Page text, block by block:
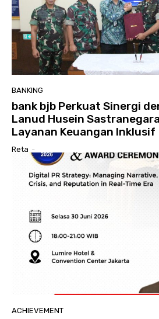
BANKING
bank bjb Perkuat Sinergi
Lanud Husein
Layanan Keuangan Inklusif
Reta -
ACHIEVEMENT